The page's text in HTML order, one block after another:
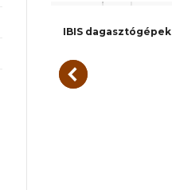
IBIS dagasztógépek